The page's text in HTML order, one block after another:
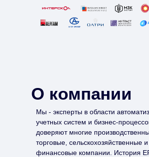
Мы - эксперты в области
учетных систем и бизнес-
доверяют многие
торговые, сельскохозяйственные и
финансовые компании. История
О компании